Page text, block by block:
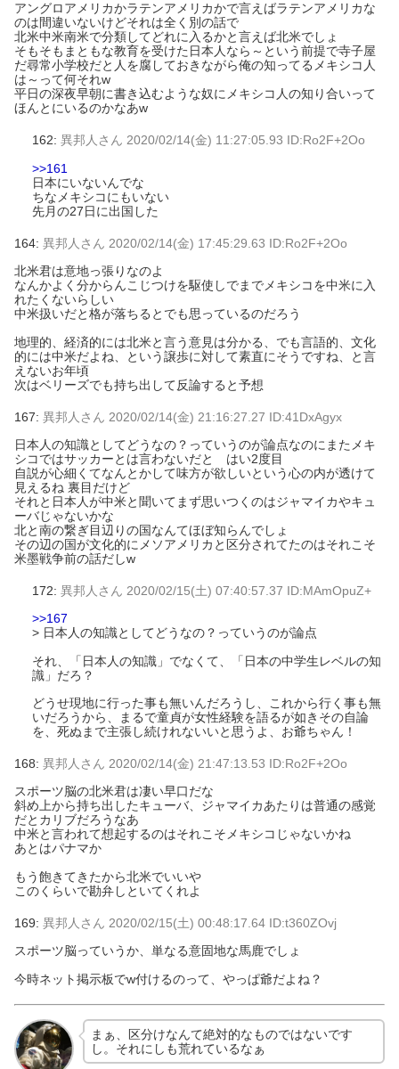
アングロアメリカかラテンアメリカかで言えばラテンアメリカな
のは間違いないけどそれは全く別の話で
北米中米南米で分類してどれに入るかと言えば北米でしょ
そもそもまともな教育を受けた日本人なら～という前提で寺子屋
だ尋常小学校だと人を腐しておきながら俺の知ってるメキシコ人
は～って何それw
平日の深夜早朝に書き込むような奴にメキシコ人の知り合いって
ほんとにいるのかなあw
162: 異邦人さん 2020/02/14(金) 11:27:05.93 ID:Ro2F+2Oo
>>161
日本にいないんでな
ちなメキシコにもいない
先月の27日に出国した
164: 異邦人さん 2020/02/14(金) 17:45:29.63 ID:Ro2F+2Oo
北米君は意地っ張りなのよ
なんかよく分からんこじつけを駆使しでまでメキシコを中米に入
れたくないらしい
中米扱いだと格が落ちるとでも思っているのだろう
地理的、経済的には北米と言う意見は分かる、でも言語的、文化
的には中米だよね、という譲歩に対して素直にそうですね、と言
えないお年頃
次はベリーズでも持ち出して反論すると予想
167: 異邦人さん 2020/02/14(金) 21:16:27.27 ID:41DxAgyx
日本人の知識としてどうなの？っていうのが論点なのにまたメキ
シコではサッカーとは言わないだと はい2度目
自説が心細くてなんとかして味方が欲しいという心の内が透けて
見えるね 裏目だけど
それと日本人が中米と聞いてまず思いつくのはジャマイカやキュ
ーバじゃないかな
北と南の繋ぎ目辺りの国なんてほぼ知らんでしょ
その辺の国が文化的にメソアメリカと区分されてたのはそれこそ
米墨戦争前の話だしw
172: 異邦人さん 2020/02/15(土) 07:40:57.37 ID:MAmOpuZ+
>>167
> 日本人の知識としてどうなの？っていうのが論点
それ、「日本人の知識」でなくて、「日本の中学生レベルの知
識」だろ？
どうせ現地に行った事も無いんだろうし、これから行く事も無
いだろうから、まるで童貞が女性経験を語るが如きその自論
を、死ぬまで主張し続けれないいと思うよ、お爺ちゃん！
168: 異邦人さん 2020/02/14(金) 21:47:13.53 ID:Ro2F+2Oo
スポーツ脳の北米君は凄い早口だな
斜め上から持ち出したキューバ、ジャマイカあたりは普通の感覚
だとカリブだろうなあ
中米と言われて想起するのはそれこそメキシコじゃないかね
あとはパナマか
もう飽きてきたから北米でいいや
このくらいで勘弁しといてくれよ
169: 異邦人さん 2020/02/15(土) 00:48:17.64 ID:t360ZOvj
スポーツ脳っていうか、単なる意固地な馬鹿でしょ
今時ネット掲示板でw付けるのって、やっぱ爺だよね？
まぁ、区分けなんて絶対的なものではないです
し。それにしも荒れているなぁ